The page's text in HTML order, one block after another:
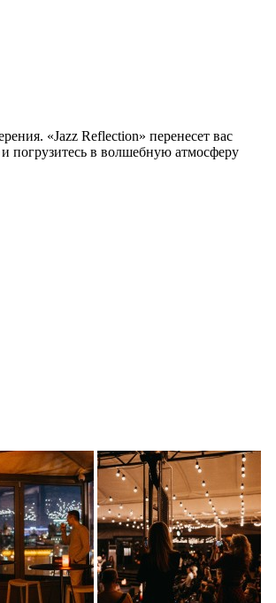
«Jazz Reflection» перенесет вас
погрузитесь в волшебную атмосферу